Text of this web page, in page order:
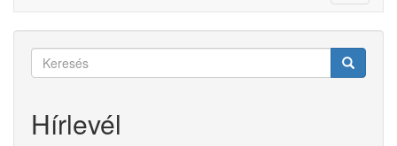
Keresés
Hírlevél